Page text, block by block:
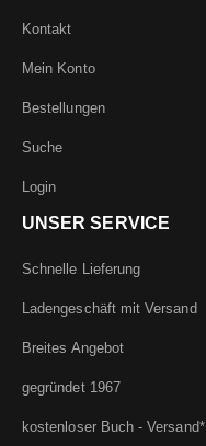
Kontakt
Mein Konto
Bestellungen
Suche
Login
UNSER SERVICE
Schnelle Lieferung
Ladengeschäft mit Versand
Breites Angebot
gegründet 1967
kostenloser Buch - Versand*